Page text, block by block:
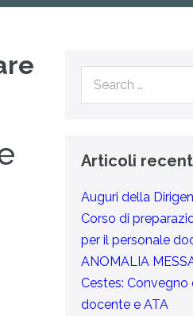
Articoli
Auguri della
Corso di
per il personale
ANOMALIA
Cestes:
docente e ATA